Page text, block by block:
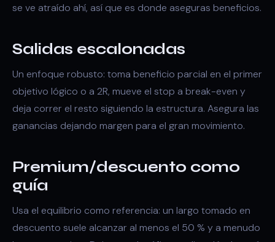
se ve atraído ahí, así que es donde aseguras beneficios.
Salidas escalonadas
Un enfoque robusto: toma beneficio parcial en el primer
objetivo lógico o a 2R, mueve el stop a break-even y
deja correr el resto siguiendo la estructura. Asegura las
ganancias dejando margen para el gran movimiento.
Premium/descuento como
guía
Usa el equilibrio como referencia: un largo tomado en
descuento suele alcanzar al menos el 50 % y a menudo